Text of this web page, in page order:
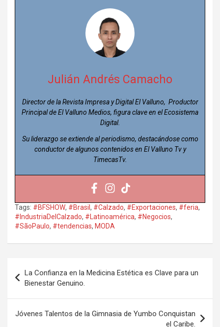
Julián Andrés Camacho
Director de la Revista Impresa y Digital El Valluno, Productor
Principal de El Valluno Medios, figura clave en el Ecosistema
Digital.
Su liderazgo se extiende al periodismo, destacándose como
conductor de algunos contenidos en El Valluno Tv y
TimecasTv.
Tags: #BFSHOW, #Brasil , #Calzado, #Exportaciones, #feria,
#IndustriaDelCalzado, #Latinoamérica, #Negocios,
#SãoPaulo, #tendencias, MODA
de
entradas
La Confianza en la Medicina Estética es Clave para un
Bienestar Genuino.
Jóvenes Talentos de la Gimnasia de Yumbo Conquistan
el Caribe.